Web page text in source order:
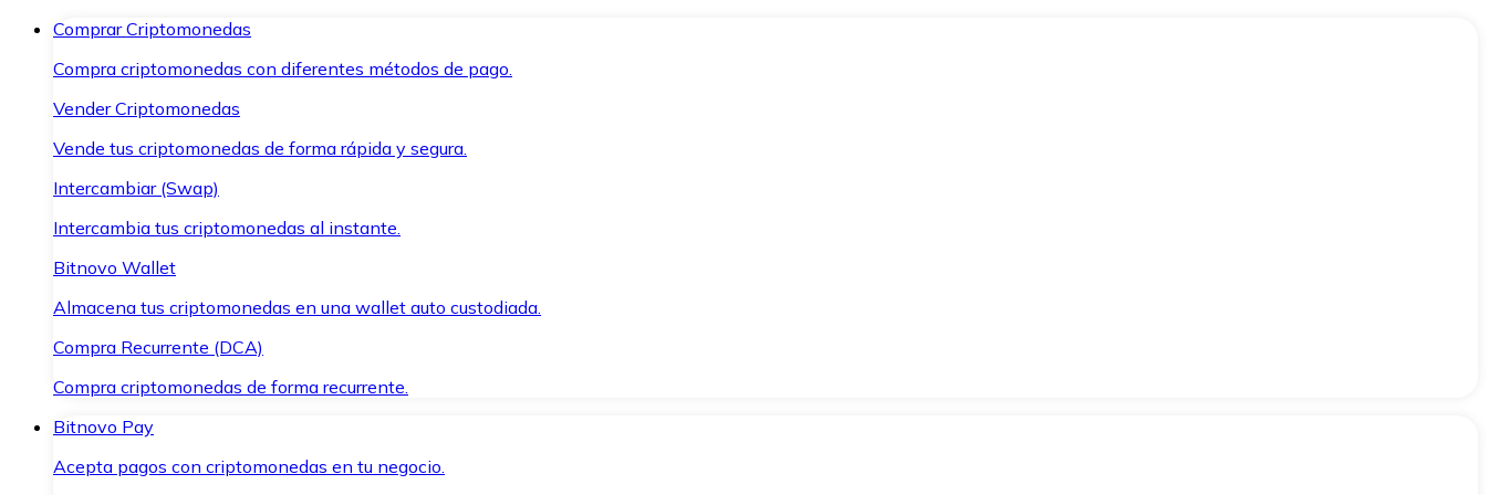
Comprar Criptomonedas
Compra criptomonedas con diferentes métodos de pago.
Vender Criptomonedas
Vende tus criptomonedas de forma rápida y segura.
Intercambiar (Swap)
Intercambia tus criptomonedas al instante.
Bitnovo Wallet
Almacena tus criptomonedas en una wallet auto custodiada.
Compra Recurrente (DCA)
Compra criptomonedas de forma recurrente.
Bitnovo Pay
Acepta pagos con criptomonedas en tu negocio.